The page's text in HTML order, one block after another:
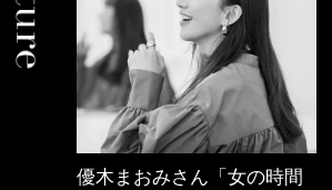
働く女性のバッグの中身